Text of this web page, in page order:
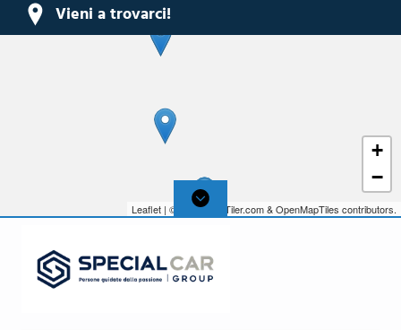
Vieni a trovarci!
+
−
Leaflet | © 2026,MapTiler.com&OpenMapTiles contributors.